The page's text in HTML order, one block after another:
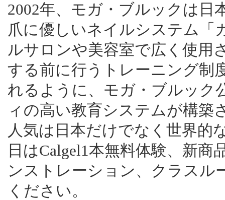
2002年、モガ・ブルックは日
爪に優しいネイルシステム「
ルサロンや美容室で広く使用
する前に行うトレーニング制
れるように、モガ・ブルック
ィの高い教育システムが構築
人気は日本だけでなく世界的
日はCalgel1本無料体験、新
ンストレーション、クラスル
ください。